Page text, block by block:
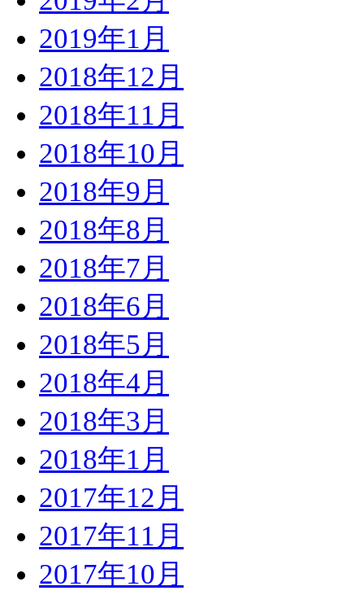
2019年1月
2018年12月
2018年11月
2018年10月
2018年9月
2018年8月
2018年7月
2018年6月
2018年5月
2018年4月
2018年3月
2018年1月
2017年12月
2017年11月
2017年10月